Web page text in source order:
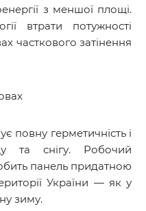
з меншої площі.
втрати потужності
часткового затінення
повну герметичність і
та снігу. Робочий
панель придатною
України — як у
зиму.